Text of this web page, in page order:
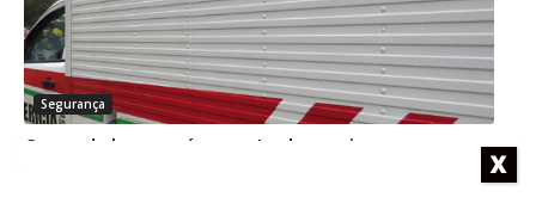
Segurança
Corpo de homem é encontrado em rio
X